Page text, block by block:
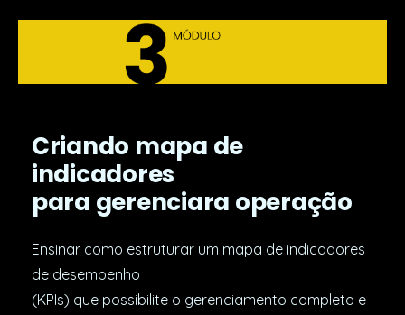
Criando mapa de
indicadores
para gerenciara operação
Ensinar como estruturar um mapa de indicadores
de desempenho
(KPIs) que possibilite o gerenciamento completo e